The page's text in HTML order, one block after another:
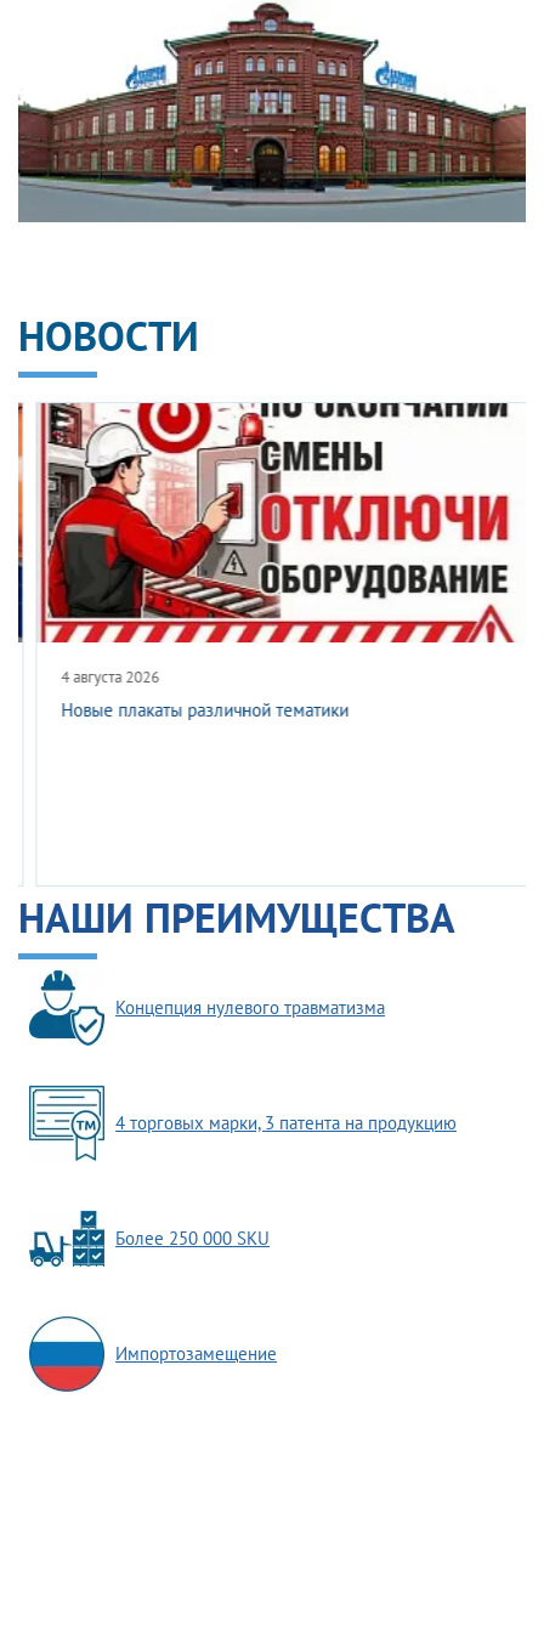
НОВОСТИ
4 августа 2026
Новые плакаты различной тематики
НАШИ ПРЕИМУЩЕСТВА
Концепция нулевого травматизма
4 торговых марки, 3 патента на продукцию
Более 250 000 SKU
Импортозамещение